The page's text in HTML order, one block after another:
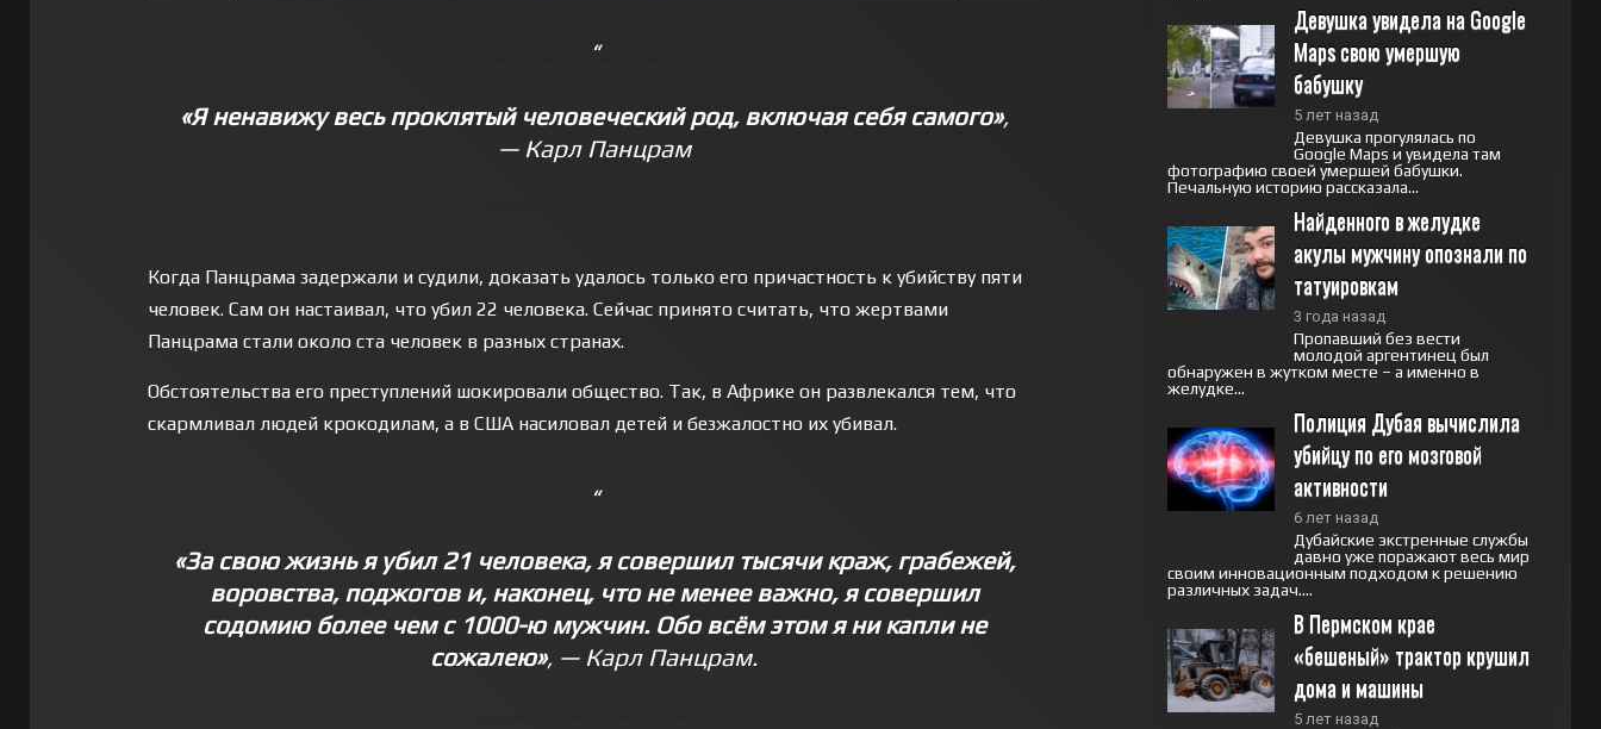
«Я ненавижу весь проклятый человеческий род, включая себя самого»,
— Карл Панцрам
Когда Панцрама задержали и судили, доказать удалось только его причастность к убийству пяти
человек. Сам он настаивал, что убил 22 человека. Сейчас принято считать, что жертвами
Панцрама стали около ста человек в разных странах.
Обстоятельства его преступлений шокировали общество. Так, в Африке он развлекался тем, что
скармливал людей крокодилам, а в США насиловал детей и безжалостно их убивал.
«За свою жизнь я убил 21 человека, я совершил тысячи краж, грабежей,
воровства, поджогов и, наконец, что не менее важно, я совершил
содомию более чем с 1000-ю мужчин. Обо всём этом я ни капли не
сожалею», — Карл Панцрам.
Девушка увидела на Google
Maps свою умершую
бабушку
5 лет назад
Девушка прогулялась по
Google Maps и увидела там
фотографию своей умершей бабушки.
Печальную историю рассказала...
Найденного в желудке
акулы мужчину опознали по
татуировкам
3 года назад
Пропавший без вести
молодой аргентинец был
обнаружен в жутком месте – а именно в
желудке...
Полиция Дубая вычислила
убийцу по его мозговой
активности
6 лет назад
Дубайские экстренные службы
давно уже поражают весь мир
своим инновационным подходом к решению
различных задач....
В Пермском крае
«бешеный» трактор крушил
дома и машины
5 лет назад